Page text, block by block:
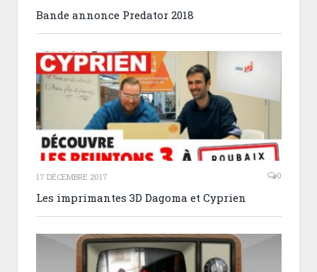
Bande annonce Predator 2018
17 DÉCEMBRE 2017 0
Les imprimantes 3D Dagoma et Cyprien